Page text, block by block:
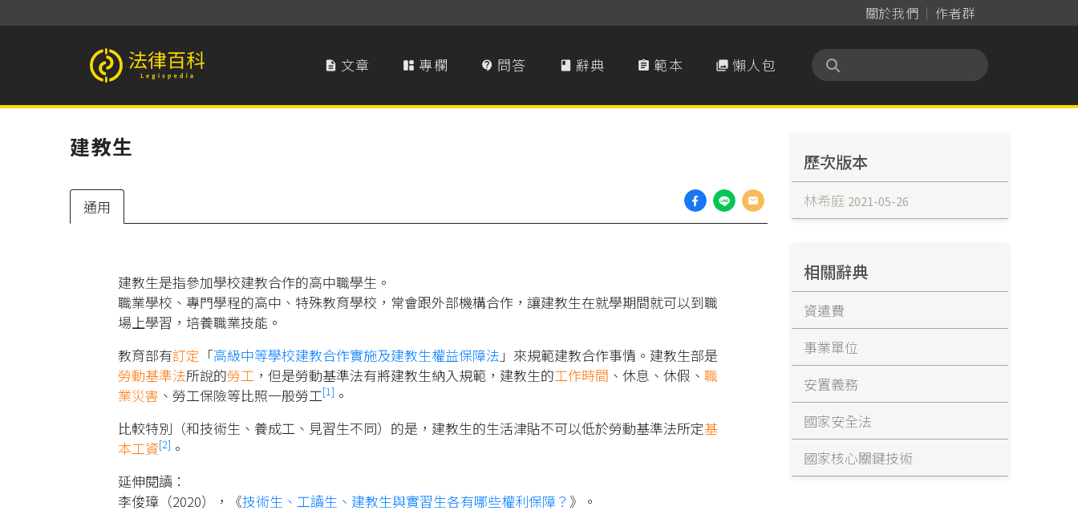
關於我們 作者群
法律百科 Legispedia  文章  專欄  問答  辭典  範本  懶人包
建教生
通用
建教生是指參加學校建教合作的高中職學生。
職業學校、專門學程的高中、特殊教育學校，常會跟外部機構合作，讓建教生在就學期間就可以到職
場上學習，培養職業技能。
教育部有訂定 「高級中等學校建教合作實施及建教生權益保障法 」來規範建教合作事情。建教生部是
勞動基準法所說的勞工 ，但是勞動基準法有將建教生納入規範，建教生的工作時間 、休息、休假、 職
業災害 、勞工保險等比照一般勞工[1] 。
比較特別（和技術生、養成工、見習生不同）的是，建教生的生活津貼不可以低於勞動基準法所定基
本工資[2] 。
延伸閱讀：
李俊璋（2020），《技術生、工讀生、建教生與實習生各有哪些權利保障？ 》。
歷次版本
林希庭 2021-05-26
相關辭典
資遣費
事業單位
安置義務
國家安全法
國家核心關鍵技術